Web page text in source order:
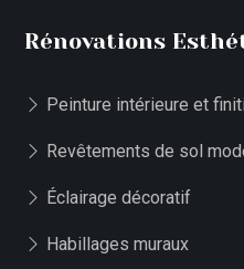
Rénovations
Peinture intérieure et
Revêtements de sol
Éclairage décoratif
Habillages muraux